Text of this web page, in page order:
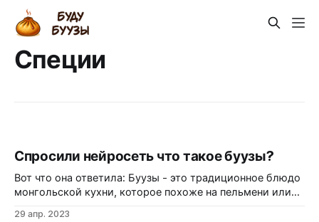
Специи
Спросили нейросеть что такое буузы?
Вот что она ответила: Буузы - это традиционное блюдо
монгольской кухни, которое похоже на пельмени или
29 апр. 2023